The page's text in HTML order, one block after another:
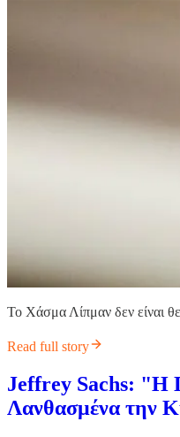
Το Χάσμα Λίπμαν δεν είναι
Read full story
Jeffrey Sachs: "Η
Λανθασμένα την